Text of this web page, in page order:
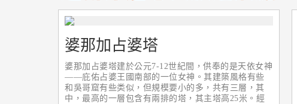
婆那加占婆塔
婆那加占婆塔建於公元7-12世紀間，供奉的是天依女神
——庇佑占婆王國南部的一位女神。其建築風格有些
和吳哥窟有些类似，但規模要小的多，共有三層，其
中，最高的一層包含有兩排的塔，其主塔高25米。經